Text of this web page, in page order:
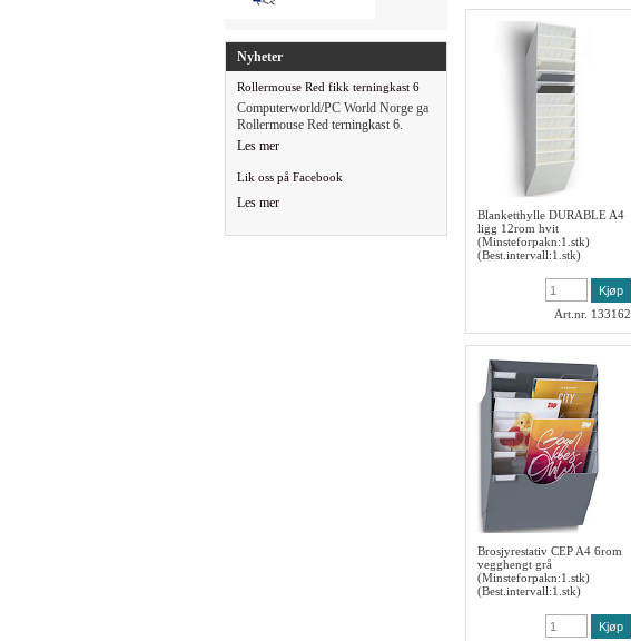
Nyheter
Rollermouse Red fikk terningkast 6
Computerworld/PC World Norge ga
Rollermouse Red terningkast 6.
Les mer
Lik oss på Facebook
Les mer
Blanketthylle DURABLE A4
ligg 12rom hvit
(Minsteforpakn:1.stk)
(Best.intervall:1.stk)
Art.nr. 133162
Brosjyrestativ CEP A4 6rom
vegghengt grå
(Minsteforpakn:1.stk)
(Best.intervall:1.stk)